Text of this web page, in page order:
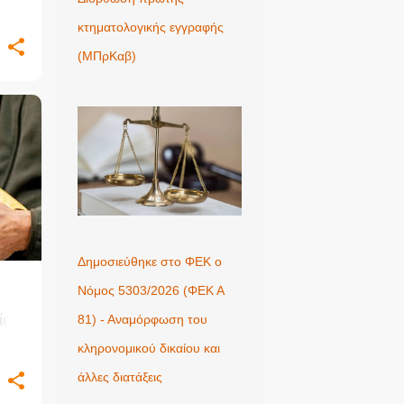
κτηματολογικής εγγραφής
(ΜΠρΚαβ)
Δημοσιεύθηκε στο ΦΕΚ ο
Νόμος 5303/2026 (ΦΕΚ Α
81) - Αναμόρφωση του
κληρονομικού δικαίου και
άλλες διατάξεις